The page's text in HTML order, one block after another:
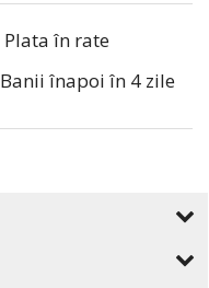
Plata în rate
Banii înapoi în 4 zile